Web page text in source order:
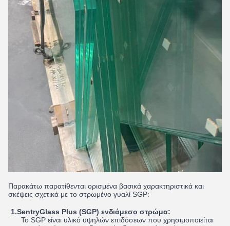
Παρακάτω παρατίθενται ορισμένα βασικά χαρακτηριστικά και
σκέψεις σχετικά με το στρωμένο γυαλί SGP:
1.SentryGlass Plus (SGP) ενδιάμεσο στρώμα:
Το SGP είναι υλικό υψηλών επιδόσεων που χρησιμοποιείται